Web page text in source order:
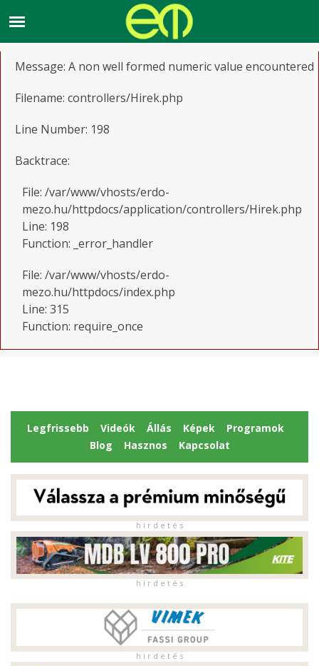
A PHP Error was encountered
Message: A non well formed numeric value encountered
Filename: controllers/Hirek.php
Line Number: 198
Backtrace:
File: /var/www/vhosts/erdo-
mezo.hu/httpdocs/application/controllers/Hirek.php
Line: 198
Function: _error_handler
File: /var/www/vhosts/erdo-
mezo.hu/httpdocs/index.php
Line: 315
Function: require_once
Legfrissebb Videók Állás Képek
Programok
Blog
Hasznos Kapcsolat
h i r d e t é s
h i r d e t é s
h i r d e t é s